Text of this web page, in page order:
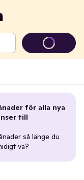
för alla nya
till
så länge du
va?